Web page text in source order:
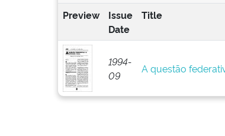
Preview
Issue
Date
Title
1994-
09
A questão